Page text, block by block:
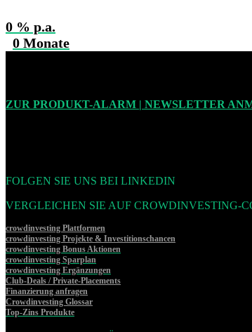
0 % p.a.
0 Monate
ZUR PRODUKT-ALARM | NEWSLETTER
FOLGEN SIE UNS BEI LINKEDIN
VERGLEICHEN SIE AUF CROWDINVESTING-
crowdinvesting Plattformen
crowdinvesting Projekte & Investitionschancen
crowdinvesting Bonus Aktionen
crowdinvesting Sparplan
crowdinvesting Ergänzungen
Club-Deals / Private-Placements
Finanzierung anfragen
Crowdinvesting Glossar
Top-Zins Produkte